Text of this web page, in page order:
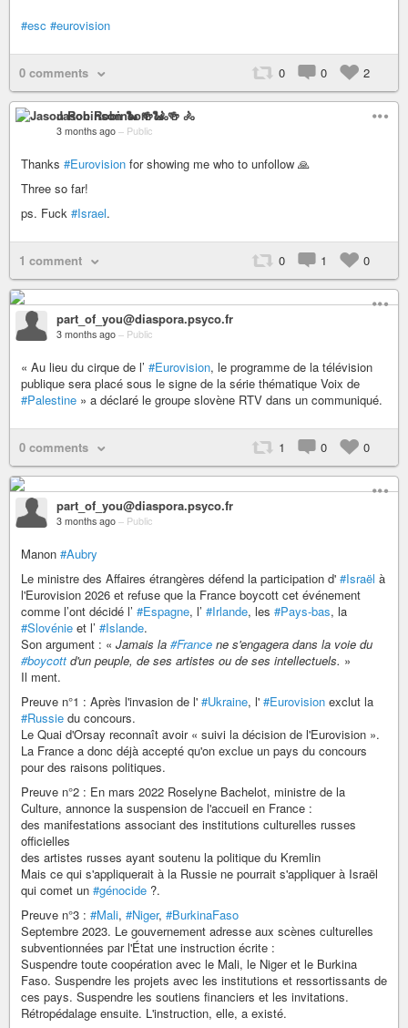
#esc #eurovision
0 comments 0 0 2
Jason Robinson 🐍 🍻 🚴
3 months ago – Public
Thanks #Eurovision for showing me who to unfollow 🙏
Three so far!
ps. Fuck #Israel.
1 comment 0 1 0
part_of_you@diaspora.psyco.fr
3 months ago – Public
« Au lieu du cirque de l’ #Eurovision, le programme de la télévision
publique sera placé sous le signe de la série thématique Voix de
#Palestine » a déclaré le groupe slovène RTV dans un communiqué.
0 comments 1 0 0
part_of_you@diaspora.psyco.fr
3 months ago – Public
Manon #Aubry
Le ministre des Affaires étrangères défend la participation d' #Israël à
l'Eurovision 2026 et refuse que la France boycott cet événement
comme l’ont décidé l’ #Espagne, l’ #Irlande, les #Pays-bas, la
#Slovénie et l’ #Islande.
Son argument : « Jamais la #France ne s'engagera dans la voie du
#boycott d'un peuple, de ses artistes ou de ses intellectuels. »
Il ment.
Preuve n°1 : Après l'invasion de l' #Ukraine, l' #Eurovision exclut la
#Russie du concours.
Le Quai d'Orsay reconnaît avoir « suivi la décision de l'Eurovision ».
La France a donc déjà accepté qu'on exclue un pays du concours
pour des raisons politiques.
Preuve n°2 : En mars 2022 Roselyne Bachelot, ministre de la
Culture, annonce la suspension de l'accueil en France :
des manifestations associant des institutions culturelles russes
officielles
des artistes russes ayant soutenu la politique du Kremlin
Mais ce qui s'appliquerait à la Russie ne pourrait s'appliquer à Israël
qui comet un #génocide ?.
Preuve n°3 : #Mali, #Niger, #BurkinaFaso
Septembre 2023. Le gouvernement adresse aux scènes culturelles
subventionnées par l'État une instruction écrite :
Suspendre toute coopération avec le Mali, le Niger et le Burkina
Faso. Suspendre les projets avec les institutions et ressortissants de
ces pays. Suspendre les soutiens financiers et les invitations.
Rétropédalage ensuite. L'instruction, elle, a existé.